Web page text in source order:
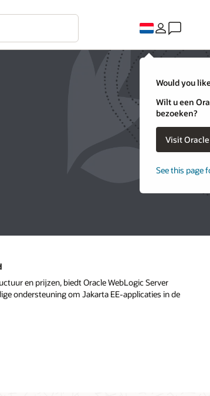
Would you
Wilt u een
bezoeken?
Visit
See this page
en prijzen, biedt Oracle WebLogic Server
ondersteuning om Jakarta EE-applicaties in de